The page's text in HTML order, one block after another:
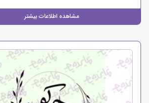
مشاهده اطلاعات بیشتر